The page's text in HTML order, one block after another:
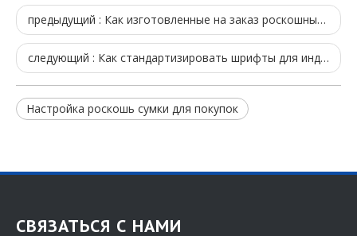
предыдущий : Как изготовленные на заказ роскошные сумки для покупок могут повысить лояльность ваших клиентов
следующий : Как стандартизировать шрифты для индивидуальной печати упаковочных коробок
Настройка роскошь сумки для покупок
СВЯЗАТЬСЯ С НАМИ